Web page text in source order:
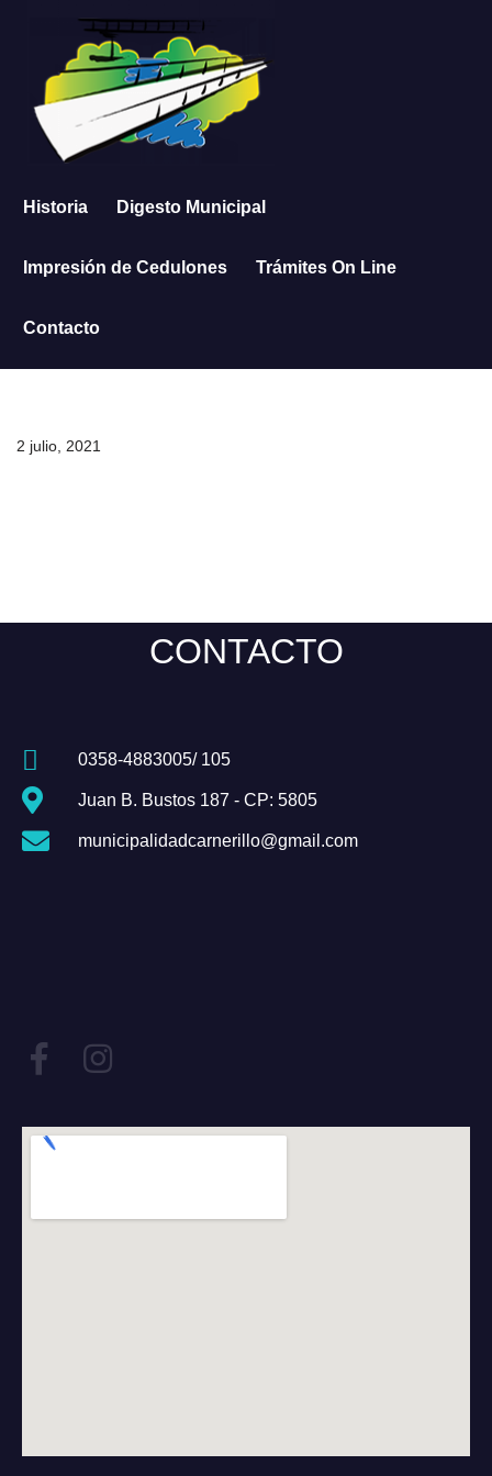
contenido
Historia Digesto Municipal
Impresión de Cedulones Trámites On Line
Contacto
2 julio, 2021
CONTACTO
0358-4883005/ 105
Juan B. Bustos 187 - CP: 5805
municipalidadcarnerillo@gmail.com